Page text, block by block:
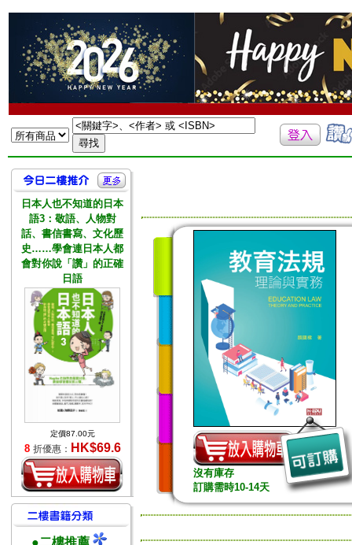
日本人也不知道的日本
語3：敬語、人物對
話、書信書寫、文化歷
史……學會連日本人都
會對你說「讚」的正確
日語
定價87.00元
8 折優惠： HK$69.6
●二樓推薦
沒有庫存
訂購需時10-14天